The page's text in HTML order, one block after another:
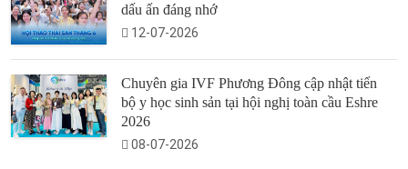
dấu ấn đáng nhớ
12-07-2026
Chuyên gia IVF Phương Đông cập nhật tiến
bộ y học sinh sản tại hội nghị toàn cầu Eshre
2026
08-07-2026